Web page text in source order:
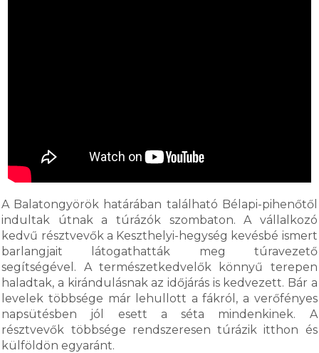
A Balatongyörök határában található Bélapi-pihenőtől
indultak útnak a túrázók szombaton. A vállalkozó
kedvű résztvevők a Keszthelyi-hegység kevésbé ismert
barlangjait látogathatták meg túravezető
segítségével. A természetkedvelők könnyű terepen
haladtak, a kirándulásnak az időjárás is kedvezett. Bár a
levelek többsége már lehullott a fákról, a verőfényes
napsütésben jól esett a séta mindenkinek. A
résztvevők többsége rendszeresen túrázik itthon és
külföldön egyaránt.